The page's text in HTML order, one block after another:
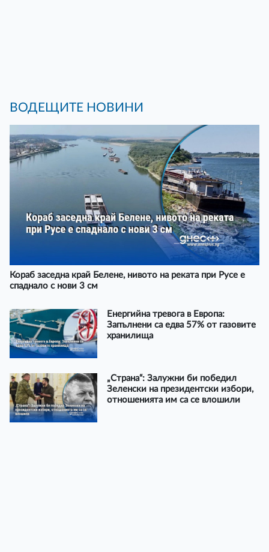
ВОДЕЩИТЕ НОВИНИ
Кораб заседна край Белене, нивото на реката при Русе е
спаднало с нови 3 см
Енергийна тревога в Европа:
Запълнени са едва 57% от газовите
хранилища
„Страна“: Залужни би победил
Зеленски на президентски избори,
отношенията им са се влошили